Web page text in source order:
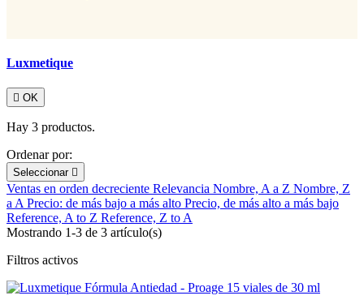
Luxmetique
 OK
Hay 3 productos.
Ordenar por:
Seleccionar 
Ventas en orden decreciente Relevancia Nombre, A a Z Nombre, Z
a A Precio: de más bajo a más alto Precio, de más alto a más bajo
Reference, A to Z Reference, Z to A
Mostrando 1-3 de 3 artículo(s)
Filtros activos